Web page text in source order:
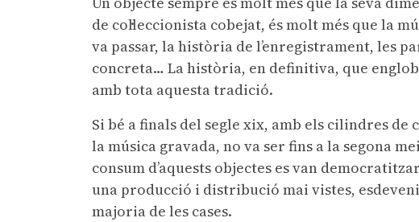
de col·leccionista cobejat, és molt més que la
va passar, la història de l’enregistrament, les
concreta… La història, en definitiva, que
amb tota aquesta tradició.
Si bé a finals del segle xix, amb els cilindres
la música gravada, no va ser fins a la segona
consum d’aquests objectes es van
una producció i distribució mai vistes,
majoria de les cases.